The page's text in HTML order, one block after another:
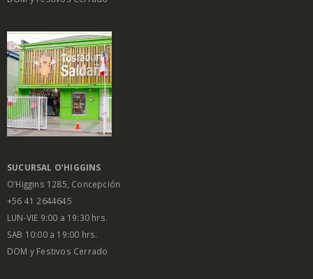
SUCURSAL O’HIGGINS
O’Higgins 1285, Concepción
+56 41 2644645
LUN-VIE 9:00 a 19:30 hrs.
SAB 10:00 a 19:00 hrs.
DOM y Festivos Cerrado